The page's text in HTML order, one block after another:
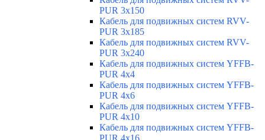
PUR 3x150
Кабель для подвижных систем RVV-
PUR 3x185
Кабель для подвижных систем RVV-
PUR 3x240
Кабель для подвижных систем YFFB-
PUR 4x4
Кабель для подвижных систем YFFB-
PUR 4x6
Кабель для подвижных систем YFFB-
PUR 4x10
Кабель для подвижных систем YFFB-